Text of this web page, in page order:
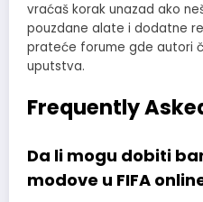
vraćaš korak unazad ako
pouzdane alate i dodatne
prateće forume gde autori
uputstva.
Frequently
Da li mogu dobiti
modove u FIFA